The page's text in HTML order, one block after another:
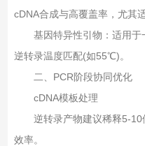
cDNA合成与高覆盖率，尤其
基因特异性引物‌：适用于
逆转录温度匹配(如55℃)。
二、‌PCR阶段协同优化‌
cDNA模板处理‌
逆转录产物建议稀释5-10
效率。